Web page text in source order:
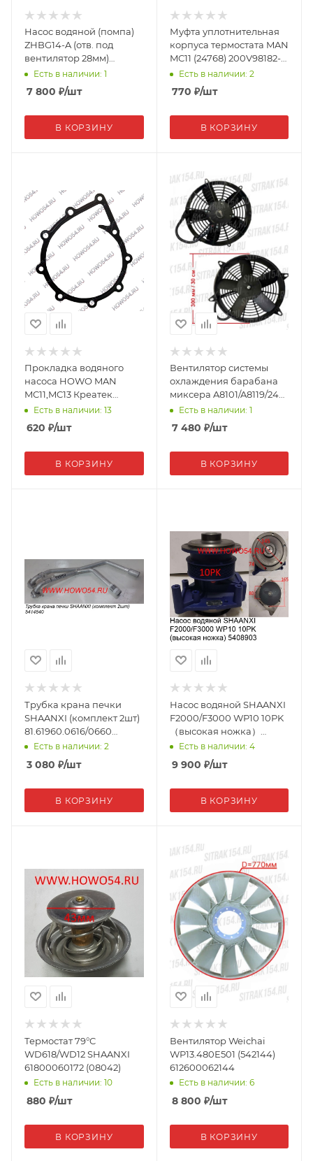
Насос водяной (помпа)
ZHBG14-A (отв. под
вентилятор 28мм)
P00080 (5470207)
Есть в наличии: 1
7 800 ₽/шт
В КОРЗИНУ
Муфта уплотнительная
корпуса термостата MAN
MC11 (24768) 200V98182-
0003
Есть в наличии: 2
770 ₽/шт
В КОРЗИНУ
Прокладка водяного
насоса HOWO MAN
MC11,MC13 Креатек
201V06901-0192 CK9623
Есть в наличии: 13
620 ₽/шт
В КОРЗИНУ
Вентилятор системы
охлаждения барабана
миксера A8101/A8119/24V
(18331)
Есть в наличии: 1
7 480 ₽/шт
В КОРЗИНУ
Трубка крана печки
SHAANXI (комплект 2шт)
81.61960.0616/0660
(14540)
Есть в наличии: 2
3 080 ₽/шт
В КОРЗИНУ
Насос водяной SHAANXI
F2000/F3000 WP10 10PK
（высокая ножка）
612600061497 08903
Есть в наличии: 4
9 900 ₽/шт
В КОРЗИНУ
Термостат 79°C
WD618/WD12 SHAANXI
61800060172 (08042)
Есть в наличии: 10
880 ₽/шт
В КОРЗИНУ
Вентилятор Weichai
WP13.480E501 (542144)
612600062144
Есть в наличии: 6
8 800 ₽/шт
В КОРЗИНУ